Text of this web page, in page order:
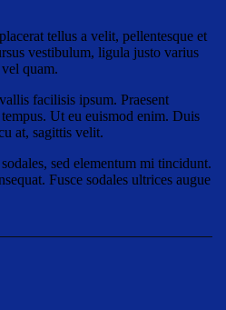
tellus a velit, pellentesque et
vestibulum, ligula justo varius
quam.
facilisis ipsum. Praesent
Ut eu euismod enim. Duis
at, sagittis velit.
sed elementum mi tincidunt.
Fusce sodales ultrices augue